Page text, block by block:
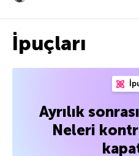
İpuçları
Ayrılık
Neleri